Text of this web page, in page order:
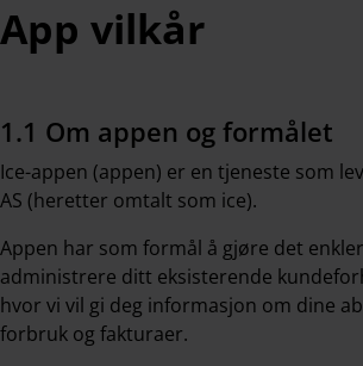
App vilkår
1.1 Om appen og formålet
Ice-appen (appen) er en tjeneste som
AS (heretter omtalt som ice).
Appen har som formål å gjøre det
administrere ditt eksisterende
hvor vi vil gi deg informasjon om dine
forbruk og fakturaer.